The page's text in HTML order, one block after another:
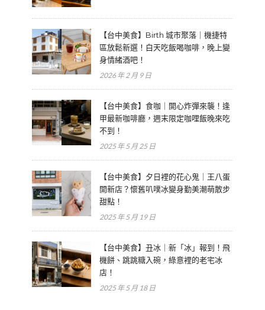
【台中美食】Birth 城市聚落｜機捷特
區放鬆新選！白天吃飯喝咖啡，晚上變
身情緒酒吧！
2026 年 2 月 9 日
【台中美食】食咖｜開心炸彈來襲！逢
甲最新咖啡廳，週末限定咖哩飯晚來吃
不到！
2025 年 5 月 25 日
【台中美食】夕日裡的花心鬼｜王八蛋
開新店？懷舊叭噗冰變身勤美潮萌散步
甜點！
2025 年 5 月 19 日
【台中美食】丑冰｜新「冰」報到！飛
機餅、跳跳糖入碗，綠意裡的老宅冰
店！
2025 年 5 月 18 日